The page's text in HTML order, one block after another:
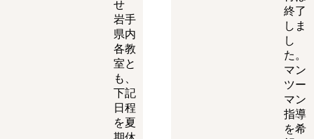
せ
岩手
県内
各教
室と
も、
下記
日程
を夏
終了
しま
し
た。
マン
ツー
マン
指導
を希